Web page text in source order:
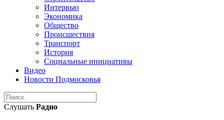
Интервью
Экономика
Общество
Происшествия
Транспорт
История
Социальные инициативы
Видео
Новости Подмосковья
Слушать Радио